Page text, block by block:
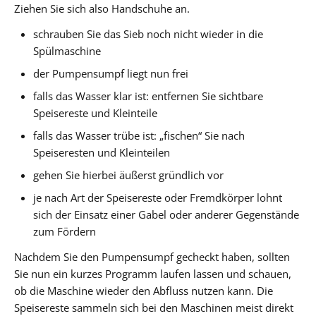
Ziehen Sie sich also Handschuhe an.
schrauben Sie das Sieb noch nicht wieder in die
Spülmaschine
der Pumpensumpf liegt nun frei
falls das Wasser klar ist: entfernen Sie sichtbare
Speisereste und Kleinteile
falls das Wasser trübe ist: „fischen“ Sie nach
Speiseresten und Kleinteilen
gehen Sie hierbei äußerst gründlich vor
je nach Art der Speisereste oder Fremdkörper lohnt
sich der Einsatz einer Gabel oder anderer Gegenstände
zum Fördern
Nachdem Sie den Pumpensumpf gecheckt haben, sollten
Sie nun ein kurzes Programm laufen lassen und schauen,
ob die Maschine wieder den Abfluss nutzen kann. Die
Speisereste sammeln sich bei den Maschinen meist direkt